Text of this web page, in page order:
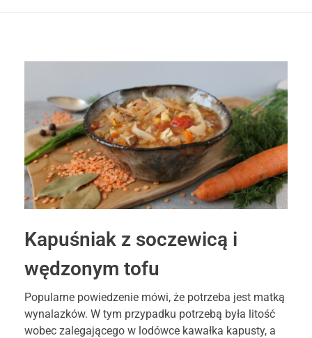
Kapuśniak z soczewicą i
wędzonym tofu
Popularne powiedzenie mówi, że potrzeba jest matką
wynalazków. W tym przypadku potrzebą była litość
wobec zalegającego w lodówce kawałka kapusty, a